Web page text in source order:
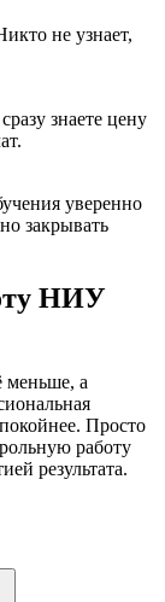
не узнает,
знаете цену
уверенно
закрывать
НИУ
меньше, а
Просто
работу
результата.